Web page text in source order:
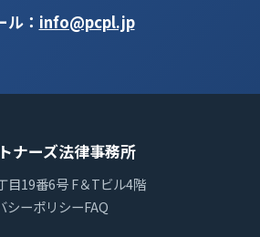
ル： info@pcpl.jp
ナーズ法律事務所
目19番6号 F＆Tビル4階
シーポリシーFAQ